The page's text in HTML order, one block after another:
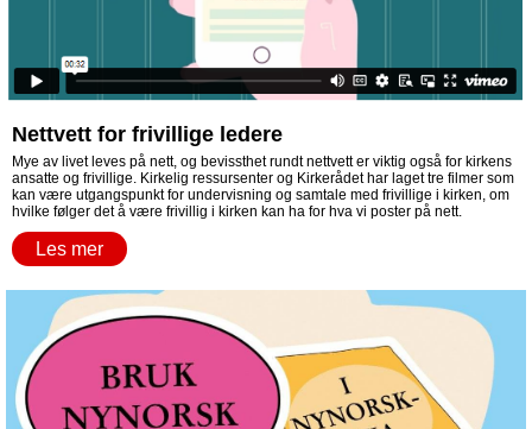
Nettvett for frivillige ledere
Mye av livet leves på nett, og bevissthet rundt nettvett er viktig også for kirkens
ansatte og frivillige. Kirkelig ressursenter og Kirkerådet har laget tre filmer som
kan være utgangspunkt for undervisning og samtale med frivillige i kirken, om
hvilke følger det å være frivillig i kirken kan ha for hva vi poster på nett.
Les mer